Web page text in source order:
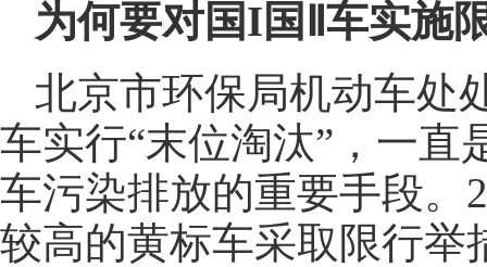
为何要对国I国Ⅱ车实施
北京市环保局机动车处
车实行“末位淘汰”，一直
车污染排放的重要手段。
较高的黄标车采取限行举